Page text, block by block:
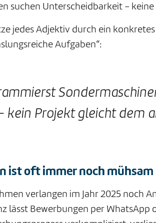
suchen Unterscheidbarkeit –
jedes Adjektiv durch ein konkretes
Aufgaben“:
kein Projekt gleicht dem
ist oft immer noch mühsam
verlangen im Jahr 2025 noch
lässt Bewerbungen per WhatsApp